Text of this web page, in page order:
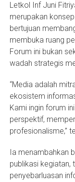
Letkol Inf Juni
merupakan
bertujuan
membuka ruang
Forum ini bukan
wadah strategis
“Media adalah
ekosistem
Kami ingin forum
perspektif,
profesionalisme,”
Ia menambahkan
publikasi kegiatan,
penyebarluasan